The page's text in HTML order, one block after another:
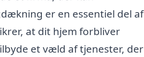
er en essentiel del af
at dit hjem forbliver
et væld af tjenester, der